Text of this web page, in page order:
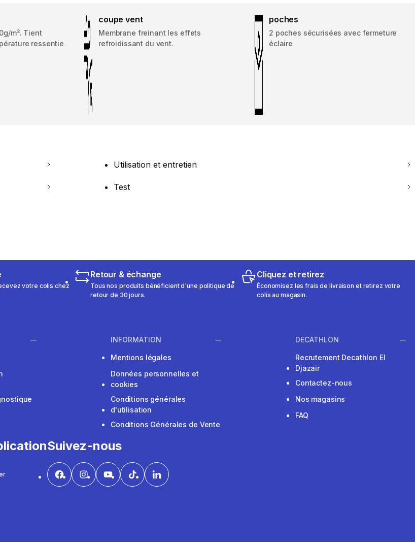
m². Tient
ressentie
coupe vent
Membrane freinant les effets
refroidissant du vent.
poches
2 poches sécurisées avec fermeture
éclaire
Utilisation et entretien
Test
votre colis chez
Retour & échange
Tous nos produits bénéficient d'une politique de
retour de 30 jours.
Cliquez et retirez
Économisez les frais de livraison et retirez votre
colis au magasin.
INFORMATION
Mentions légales
Données personnelles et
cookies
Conditions générales
d'utilisation
Conditions Générales de Vente
DECATHLON
Recrutement Decathlon El
Djazair
Contactez-nous
Nos magasins
FAQ
Suivez-nous